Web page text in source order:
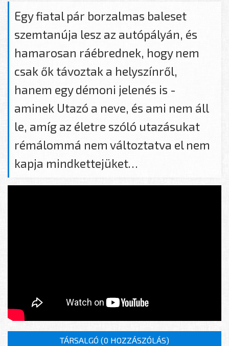
Egy fiatal pár borzalmas baleset
szemtanúja lesz az autópályán, és
hamarosan ráébrednek, hogy nem
csak ők távoztak a helyszínről,
hanem egy démoni jelenés is -
aminek Utazó a neve, és ami nem áll
le, amíg az életre szóló utazásukat
rémálommá nem változtatva el nem
kapja mindkettejüket…
TÁRSALGÓ (0 HOZZÁSZÓLÁS)